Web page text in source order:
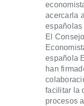
acercarla
españolas
El
española
han
facilitar la
procesos